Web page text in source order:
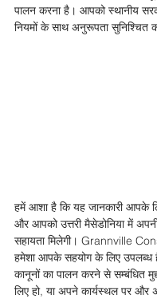
पालन करना है। आपको स्थानीय
नियमों के साथ अनुरूपता सुनिश्चित
हमें आशा है कि यह जानकारी आपके
और आपको उत्तरी मैसेडोनिया में
सहायता मिलेगी। Grannville
हमेशा आपके सहयोग के लिए उपलब्ध
कानूनों का पालन करने से सम्बंधित
लिए हो, या अपने कार्यस्थल पर